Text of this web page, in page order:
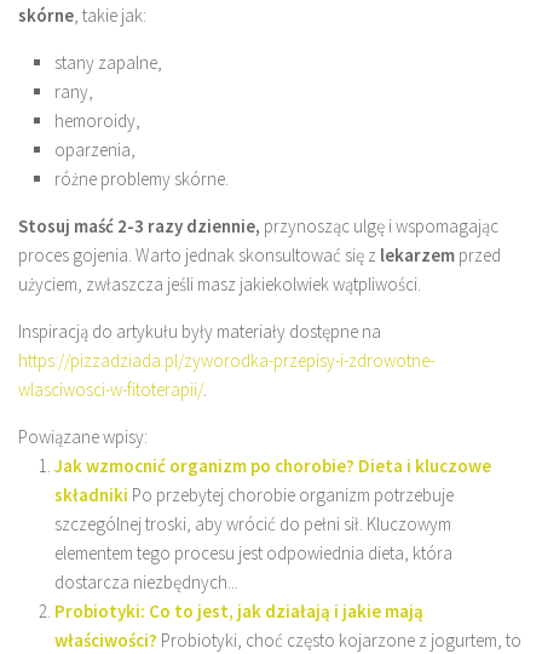
skórne, takie jak:
stany zapalne,
rany,
hemoroidy,
oparzenia,
różne problemy skórne.
Stosuj maść 2-3 razy dziennie, przynosząc ulgę i wspomagając
proces gojenia. Warto jednak skonsultować się z lekarzem przed
użyciem, zwłaszcza jeśli masz jakiekolwiek wątpliwości.
Inspiracją do artykułu były materiały dostępne na
https://pizzadziada.pl/zyworodka-przepisy-i-zdrowotne-
wlasciwosci-w-fitoterapii/.
Powiązane wpisy:
Jak wzmocnić organizm po chorobie? Dieta i kluczowe
składniki Po przebytej chorobie organizm potrzebuje
szczególnej troski, aby wrócić do pełni sił. Kluczowym
elementem tego procesu jest odpowiednia dieta, która
dostarcza niezbędnych...
Probiotyki: Co to jest, jak działają i jakie mają
właściwości? Probiotyki, choć często kojarzone z jogurtem, to